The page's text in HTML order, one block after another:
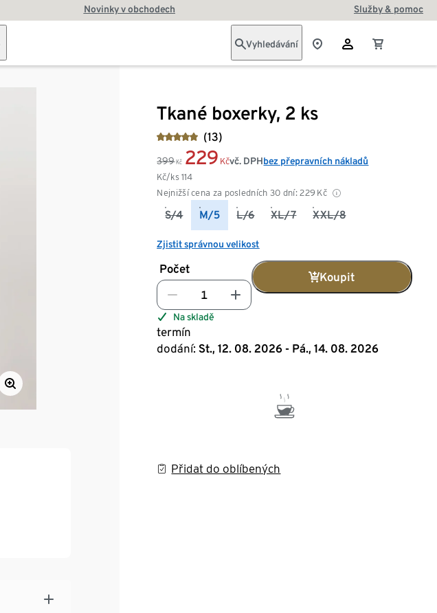
Novinky v obchodech Služby & pomoc
Vyhledávání
Tkané boxerky, 2 ks
(13)
399 Kč 229 Kč
Kč/ks114
Nejnižší cena za posledních 30 dní: 229 Kč
vč. DPHbez přepravních nákladů
S/4 M/5 L/6 XL/7 XXL/8
Zjistit správnou velikost
Počet
Koupit
Na skladě
termín
dodání: St., 12. 08. 2026 - Pá., 14. 08. 2026
Přidat do oblíbených